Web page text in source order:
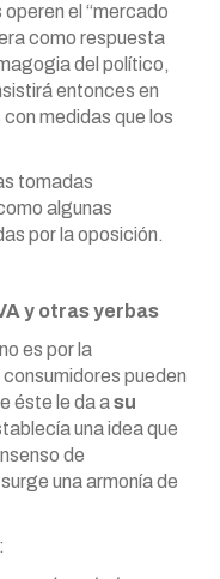
el “mercado
como respuesta
del político,
entonces en
medidas que los
tomadas
algunas
por la oposición.
y otras yerbas
es por la
pueden
éste le da asu
una idea que
de
una armonía de